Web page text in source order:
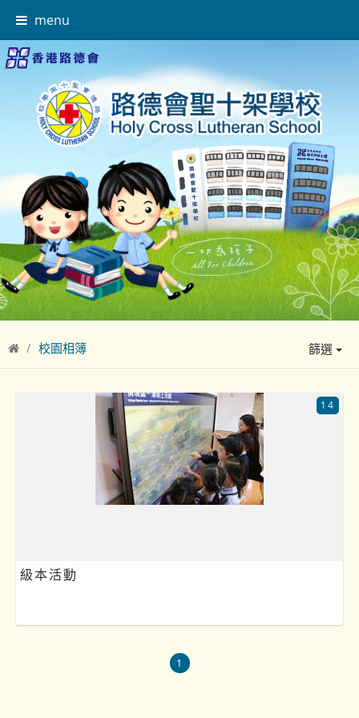
menu
校園相簿 篩選
級本活動
14
1